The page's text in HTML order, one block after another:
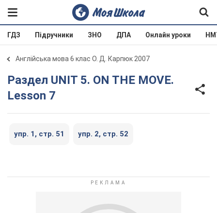
ГДЗ Підручники ЗНО ДПА Онлайн уроки
Англійська мова 6 клас О. Д. Карпюк 2007
Раздел UNIT 5. ON THE MOVE.
Lesson 7
упр. 1, стр. 51 упр. 2, стр. 52